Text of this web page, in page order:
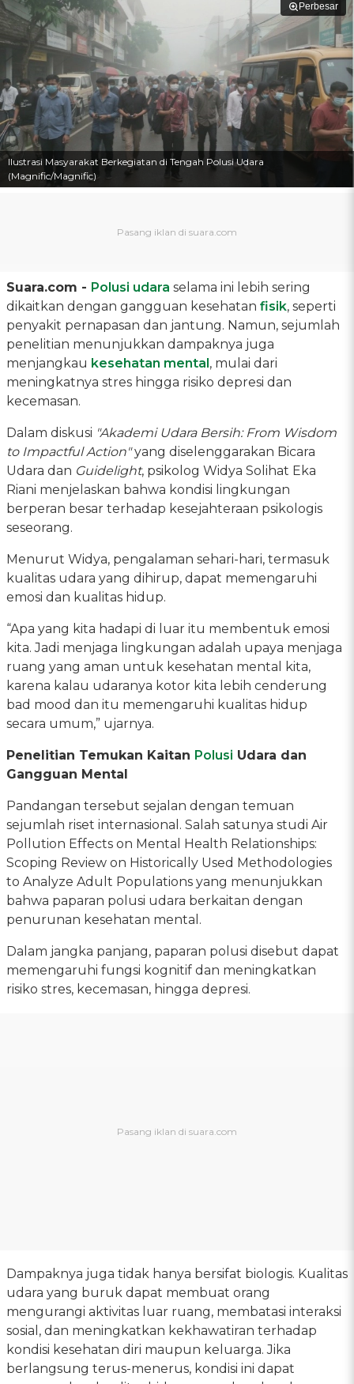
Perbesar
Ilustrasi Masyarakat Berkegiatan di Tengah Polusi Udara
(Magnific/Magnific)
Suara.com - Polusi udara selama ini lebih sering
dikaitkan dengan gangguan kesehatan fisik, seperti
penyakit pernapasan dan jantung. Namun, sejumlah
penelitian menunjukkan dampaknya juga
menjangkau kesehatan mental , mulai dari
meningkatnya stres hingga risiko depresi dan
kecemasan.
Dalam diskusi "Akademi Udara Bersih: From Wisdom
to Impactful Action"yang diselenggarakan Bicara
Udara dan Guidelight, psikolog Widya Solihat Eka
Riani menjelaskan bahwa kondisi lingkungan
berperan besar terhadap kesejahteraan psikologis
seseorang.
Menurut Widya, pengalaman sehari-hari, termasuk
kualitas udara yang dihirup, dapat memengaruhi
emosi dan kualitas hidup.
“Apa yang kita hadapi di luar itu membentuk emosi
kita. Jadi menjaga lingkungan adalah upaya menjaga
ruang yang aman untuk kesehatan mental kita,
karena kalau udaranya kotor kita lebih cenderung
bad mood dan itu memengaruhi kualitas hidup
secara umum,” ujarnya.
Penelitian Temukan Kaitan Polusi Udara dan
Gangguan Mental
Pandangan tersebut sejalan dengan temuan
sejumlah riset internasional. Salah satunya studi Air
Pollution Effects on Mental Health Relationships:
Scoping Review on Historically Used Methodologies
to Analyze Adult Populations yang menunjukkan
bahwa paparan polusi udara berkaitan dengan
penurunan kesehatan mental.
Dalam jangka panjang, paparan polusi disebut dapat
memengaruhi fungsi kognitif dan meningkatkan
risiko stres, kecemasan, hingga depresi.
Dampaknya juga tidak hanya bersifat biologis. Kualitas
udara yang buruk dapat membuat orang
mengurangi aktivitas luar ruang, membatasi interaksi
sosial, dan meningkatkan kekhawatiran terhadap
kondisi kesehatan diri maupun keluarga. Jika
berlangsung terus-menerus, kondisi ini dapat